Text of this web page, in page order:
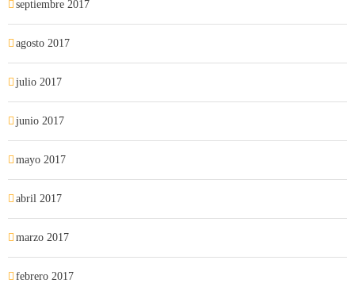
septiembre 2017
agosto 2017
julio 2017
junio 2017
mayo 2017
abril 2017
marzo 2017
febrero 2017